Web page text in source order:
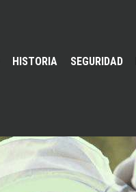
HISTORIA SEGURIDAD